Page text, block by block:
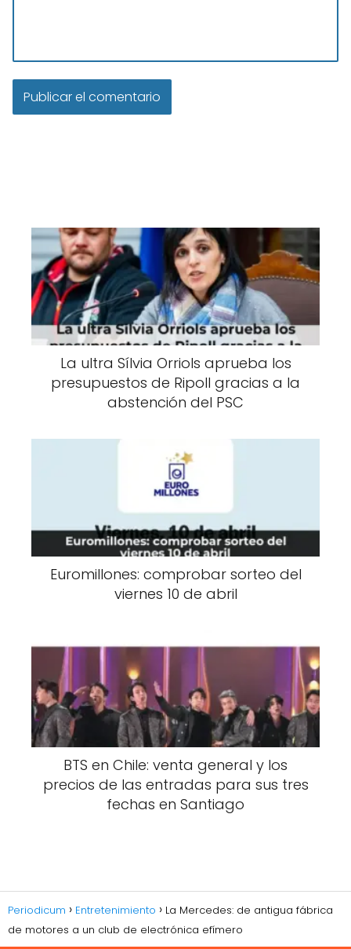
La ultra Sílvia Orriols aprueba los
presupuestos de Ripoll gracias a la
abstención del PSC
Euromillones: comprobar sorteo del
viernes 10 de abril
BTS en Chile: venta general y los
precios de las entradas para sus tres
fechas en Santiago
Periodicum Entretenimiento
La Mercedes: de antigua fábrica
de motores a un club de electrónica efímero